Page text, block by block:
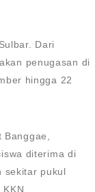
Dari
penugasan di
hingga 22
diterima di
sekitar pukul